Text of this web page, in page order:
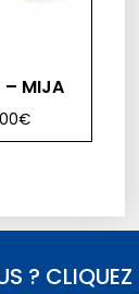
– MIJA
€
? CLIQUEZ